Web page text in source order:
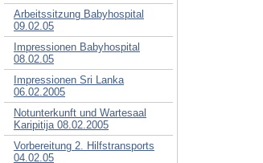
Arbeitssitzung Babyhospital
09.02.05
Impressionen Babyhospital
08.02.05
Impressionen Sri Lanka
06.02.2005
Notunterkunft und Wartesaal
Karipitija 08.02.2005
Vorbereitung 2. Hilfstransports
04.02.05